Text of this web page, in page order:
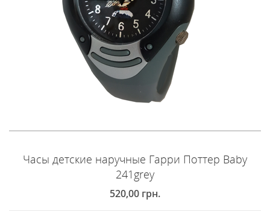
Часы детские наручные Гарри Поттер Baby
241grey
520,00 грн.